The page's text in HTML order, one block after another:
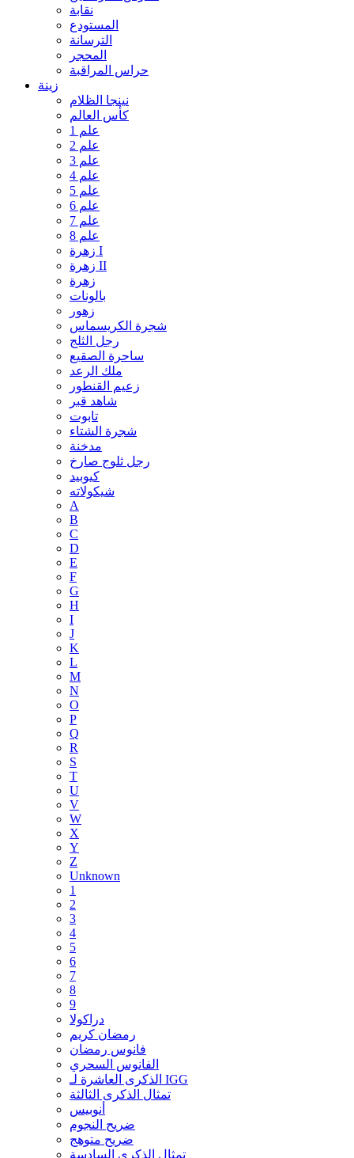
نقابة
المستودع
الترسانة
المحجر
حراس المراقبة
زينة
نينجا الظلام
كأس العالم
علم 1
علم 2
علم 3
علم 4
علم 5
علم 6
علم 7
علم 8
زهرة I
زهرة II
زهرة
بالونات
زهور
شجرة الكريسماس
رجل الثلج
ساحرة الصقيع
ملك الرعد
زعيم القنطور
شاهد قبر
تابوت
شجرة الشتاء
مدخنة
رجل ثلوج صارخ
كيوبيد
شيكولاته
A
B
C
D
E
F
G
H
I
J
K
L
M
N
O
P
Q
R
S
T
U
V
W
X
Y
Z
Unknown
1
2
3
4
5
6
7
8
9
دراكولا
رمضان كريم
فانوس رمضان
الفانوس السحري
الذكرى العاشرة لـ IGG
تمثال الذكرى الثالثة
أنوبيس
ضريح النجوم
ضريح متوهج
تمثال الذكرى السادسة